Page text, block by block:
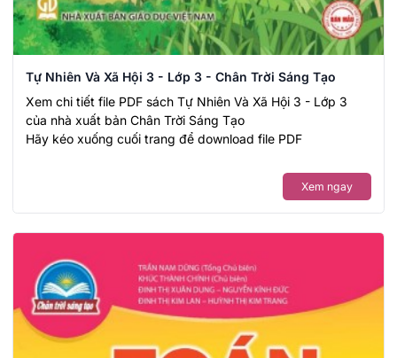
Tự Nhiên Và Xã Hội 3 - Lớp 3 - Chân Trời Sáng Tạo
Xem chi tiết file PDF sách Tự Nhiên Và Xã Hội 3 - Lớp 3
của nhà xuất bản Chân Trời Sáng Tạo
Hãy kéo xuống cuối trang để download file PDF
Xem ngay